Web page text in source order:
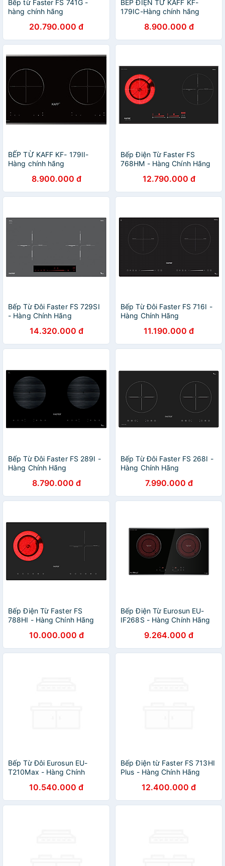
Bếp từ Faster FS 741G -
hàng chính hãng
20.790.000 đ
BẾP ĐIỆN TỪ KAFF KF-
179IC-Hàng chính hãng
8.900.000 đ
BẾP TỪ KAFF KF- 179II-
Hàng chính hãng
8.900.000 đ
Bếp Điện Từ Faster FS
768HM - Hàng Chính Hãng
12.790.000 đ
Bếp Từ Đôi Faster FS 729SI
- Hàng Chính Hãng
14.320.000 đ
Bếp Từ Đôi Faster FS 716I -
Hàng Chính Hãng
11.190.000 đ
Bếp Từ Đôi Faster FS 289I -
Hàng Chính Hãng
8.790.000 đ
Bếp Từ Đôi Faster FS 268I -
Hàng Chính Hãng
7.990.000 đ
Bếp Điện Từ Faster FS
788HI - Hàng Chính Hãng
10.000.000 đ
Bếp Điện Từ Eurosun EU-
IF268S - Hàng Chính Hãng
9.264.000 đ
Bếp Từ Đôi Eurosun EU-
T210Max - Hàng Chính
10.540.000 đ
Bếp Điện từ Faster FS 713HI
Plus - Hàng Chính Hãng
12.400.000 đ